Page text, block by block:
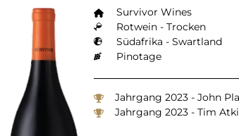
Survivor Wines
Rotwein - Trocken
Südafrika - Swartland
Pinotage
Jahrgang 2023 - John Platter:
Jahrgang 2023 - Tim Atkin 2024: